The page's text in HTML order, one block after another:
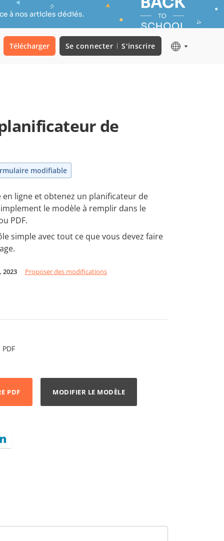
à nos articles dédiés.
Télécharger Se connecter S'inscrire
de
modifiable
ligne et obtenez un planificateur de
le modèle à remplir dans le
PDF.
simple avec tout ce que vous devez faire
2023 Proposer des modifications
PDF
PDF MODIFIER LE MODÈLE